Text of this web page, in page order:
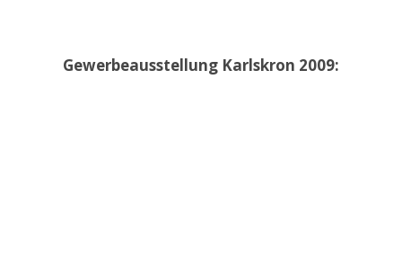
Gewerbeausstellung Karlskron 2009: